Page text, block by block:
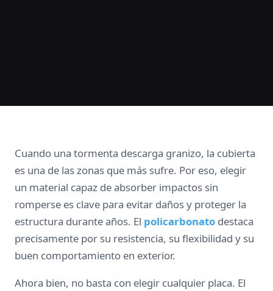
Cuando una tormenta descarga granizo, la cubierta
es una de las zonas que más sufre. Por eso, elegir
un material capaz de absorber impactos sin
romperse es clave para evitar daños y proteger la
estructura durante años. El policarbonato destaca
precisamente por su resistencia, su flexibilidad y su
buen comportamiento en exterior.
Ahora bien, no basta con elegir cualquier placa. El